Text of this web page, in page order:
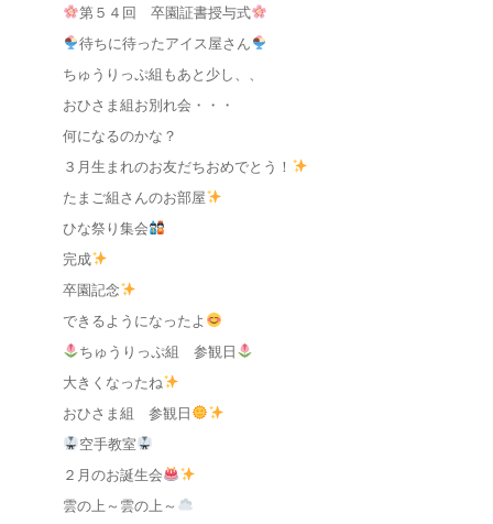
第５４回 卒園証書授与式
待ちに待ったアイス屋さん
ちゅうりっぷ組もあと少し、、
おひさま組お別れ会・・・
何になるのかな？
３月生まれのお友だちおめでとう！
たまご組さんのお部屋
ひな祭り集会
完成
卒園記念
できるようになったよ
ちゅうりっぷ組 参観日
大きくなったね
おひさま組 参観日
空手教室
２月のお誕生会
雲の上～雲の上～